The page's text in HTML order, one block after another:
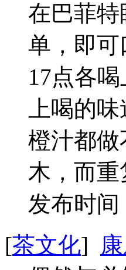
在巴菲
单，即可
17点各
上喝的
橙汁都
木，而重
发布时
[茶文化]